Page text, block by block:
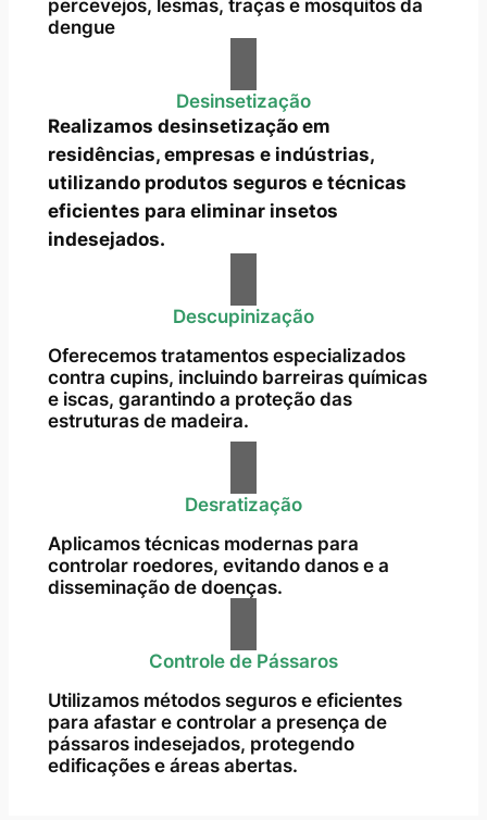
percevejos, lesmas, traças e mosquitos da
dengue
Desinsetização
Realizamos desinsetização em
residências, empresas e indústrias,
utilizando produtos seguros e técnicas
eficientes para eliminar insetos
indesejados.
Descupinização
Oferecemos tratamentos especializados
contra cupins, incluindo barreiras químicas
e iscas, garantindo a proteção das
estruturas de madeira.
Desratização
Aplicamos técnicas modernas para
controlar roedores, evitando danos e a
disseminação de doenças.
Controle de Pássaros
Utilizamos métodos seguros e eficientes
para afastar e controlar a presença de
pássaros indesejados, protegendo
edificações e áreas abertas.